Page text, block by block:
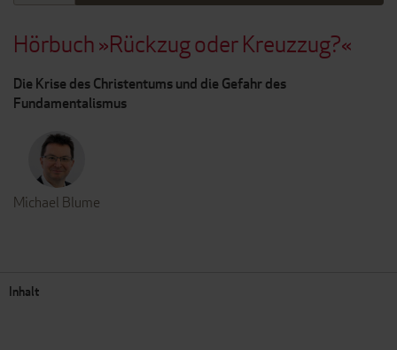
Hörbuch »Rückzug oder Kreuzzug?«
Die Krise des Christentums und die Gefahr des
Fundamentalismus
Michael Blume
Inhalt